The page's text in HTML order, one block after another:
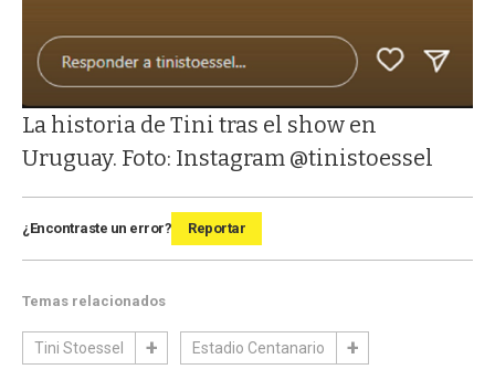
La historia de Tini tras el show en
Uruguay. Foto: Instagram @tinistoessel
¿Encontraste un error? Reportar
Temas relacionados
Tini Stoessel Estadio Centanario